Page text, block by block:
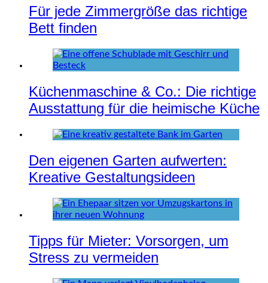
Für jede Zimmergröße das richtige
Bett finden
Küchenmaschine & Co.: Die richtige
Ausstattung für die heimische Küche
Den eigenen Garten aufwerten:
Kreative Gestaltungsideen
Tipps für Mieter: Vorsorgen, um
Stress zu vermeiden